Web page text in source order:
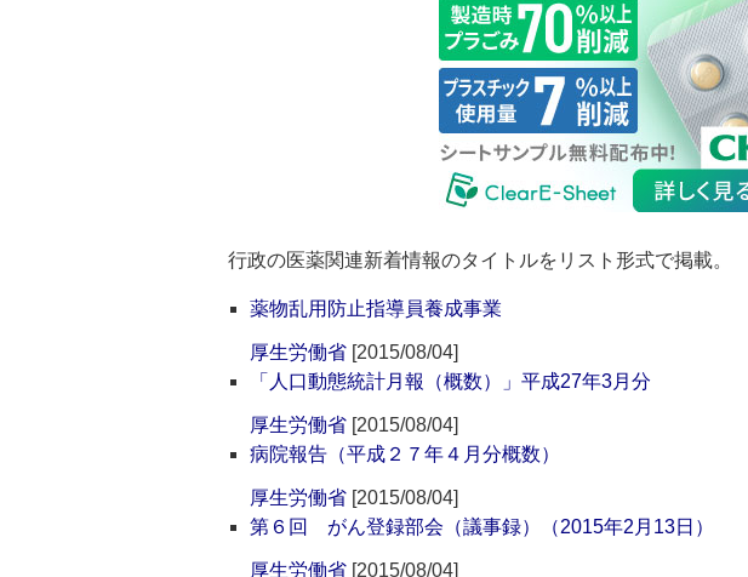
行政の医薬関連新着情報のタイトルをリスト形式で掲載。
薬物乱用防止指導員養成事業
厚生労働省 [2015/08/04]
「人口動態統計月報（概数）」平成27年3月分
厚生労働省 [2015/08/04]
病院報告（平成２７年４月分概数）
厚生労働省 [2015/08/04]
第６回 がん登録部会（議事録）（2015年2月13日）
厚生労働省 [2015/08/04]